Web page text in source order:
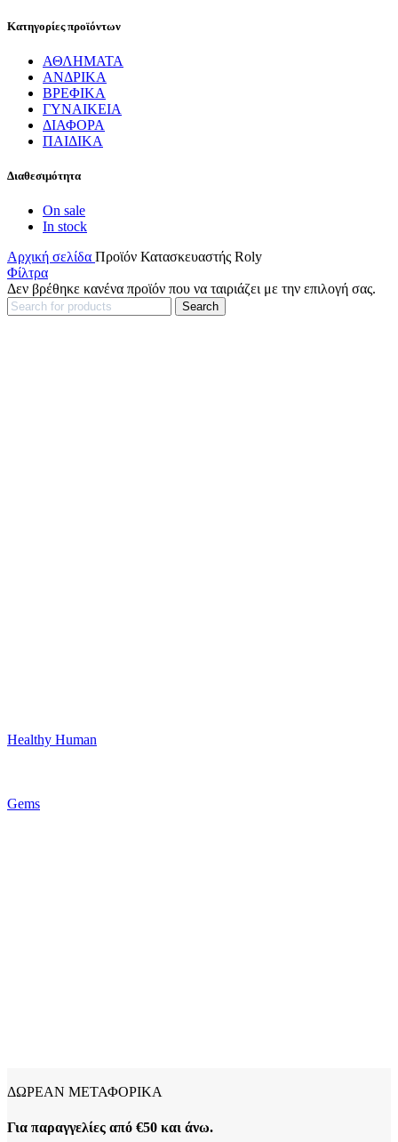
Κατηγορίες προϊόντων
ΑΘΛΗΜΑΤΑ
ΑΝΔΡΙΚΑ
ΒΡΕΦΙΚΑ
ΓΥΝΑΙΚΕΙΑ
ΔΙΑΦΟΡΑ
ΠΑΙΔΙΚΑ
Διαθεσιμότητα
On sale
In stock
Αρχική σελίδα Προϊόν Κατασκευαστής Roly
Φίλτρα
Δεν βρέθηκε κανένα προϊόν που να ταιριάζει με την επιλογή σας.
Search
Healthy Human
Gems
ΔΩΡΕΑΝ ΜΕΤΑΦΟΡΙΚΑ
Για παραγγελίες από €50 και άνω.